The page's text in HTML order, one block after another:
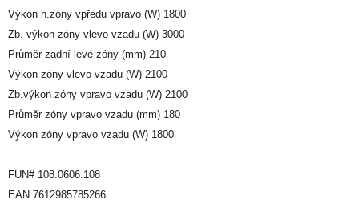
Výkon h.zóny vpředu vpravo (W) 1800
Zb. výkon zóny vlevo vzadu (W) 3000
Průměr zadní levé zóny (mm) 210
Výkon zóny vlevo vzadu (W) 2100
Zb.výkon zóny vpravo vzadu (W) 2100
Průměr zóny vpravo vzadu (mm) 180
Výkon zóny vpravo vzadu (W) 1800
FUN# 108.0606.108
EAN 7612985785266